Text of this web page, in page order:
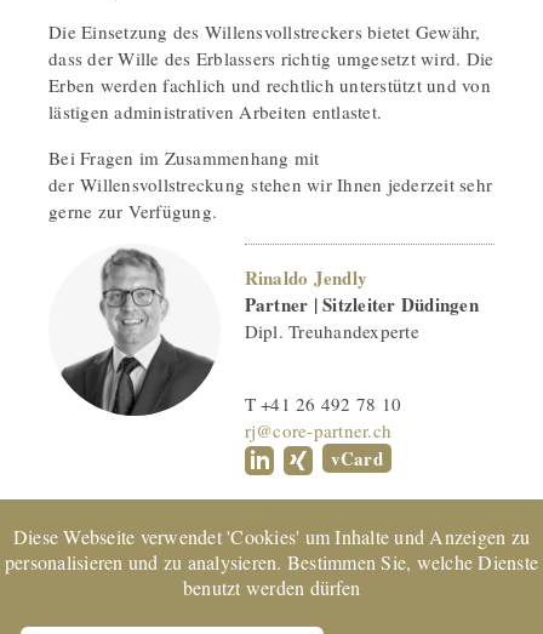
Die Einsetzung des Willensvollstreckers bietet Gewähr,
dass der Wille des Erblassers richtig umgesetzt wird. Die
Erben werden fachlich und rechtlich unterstützt und von
lästigen administrativen Arbeiten entlastet.
Bei Fragen im Zusammenhang mit
der Willensvollstreckung stehen wir Ihnen jederzeit sehr
gerne zur Verfügung.
Rinaldo Jendly
Partner | Sitzleiter Düdingen
Dipl. Treuhandexperte
T +41 26 492 78 10
rj@core-partner.ch
vCard
zertifiziertes Unternehmen und Mitglied von
TREUHAND | SUISSE | © 2022 CORE Partner AG
Diese Webseite verwendet 'Cookies' um Inhalte und Anzeigen zu
personalisieren und zu analysieren. Bestimmen Sie, welche Dienste
benutzt werden dürfen